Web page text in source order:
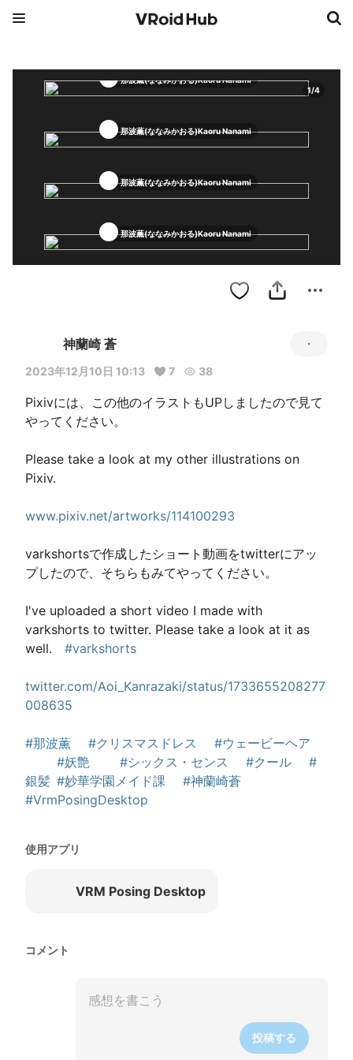
1/4
那波薫(ななみかおる)Kaoru Nanami
那波薫(ななみかおる)Kaoru Nanami
那波薫(ななみかおる)Kaoru Nanami
那波薫(ななみかおる)Kaoru Nanami
神蘭崎 蒼
2023年12月10日 10:13 7 38
Pixivには、この他のイラストもUPしましたので見て
やってください。
Please take a look at my other illustrations on
Pixiv.
www.pixiv.net/artworks/114100293
varkshortsで作成したショート動画をtwitterにアッ
プしたので、そちらもみてやってください。
I've uploaded a short video I made with
varkshorts to twitter. Please take a look at it as
well. #varkshorts
twitter.com/Aoi_Kanrazaki/status/1733655208277
008635
#那波薫 #クリスマスドレス
#ウェービーヘア
#妖艶
#シックス・センス #クール
#
銀髪 #妙華学園メイド課
#神蘭崎蒼
#VrmPosingDesktop
使用アプリ
VRM Posing Desktop
コメント
投稿する